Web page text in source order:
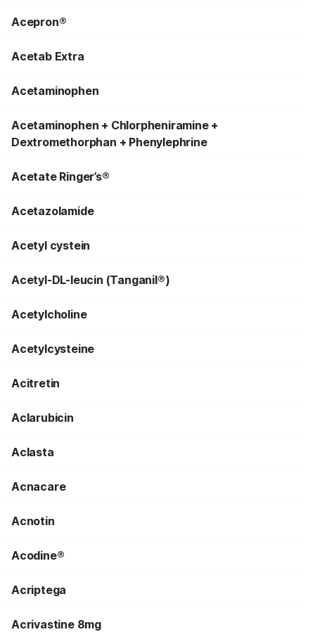
Acepron®
Acetab Extra
Acetaminophen
Acetaminophen + Chlorpheniramine +
Dextromethorphan + Phenylephrine
Acetate Ringer’s®
Acetazolamide
Acetyl cystein
Acetyl-DL-leucin (Tanganil®)
Acetylcholine
Acetylcysteine
Acitretin
Aclarubicin
Aclasta
Acnacare
Acnotin
Acodine®
Acriptega
Acrivastine 8mg